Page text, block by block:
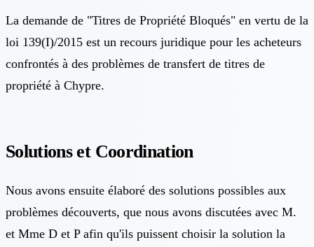
La demande de "Titres de Propriété Bloqués" en vertu de la
loi 139(I)/2015 est un recours juridique pour les acheteurs
confrontés à des problèmes de transfert de titres de
propriété à Chypre.
Solutions et Coordination
Nous avons ensuite élaboré des solutions possibles aux
problèmes découverts, que nous avons discutées avec M.
et Mme D et P afin qu'ils puissent choisir la solution la